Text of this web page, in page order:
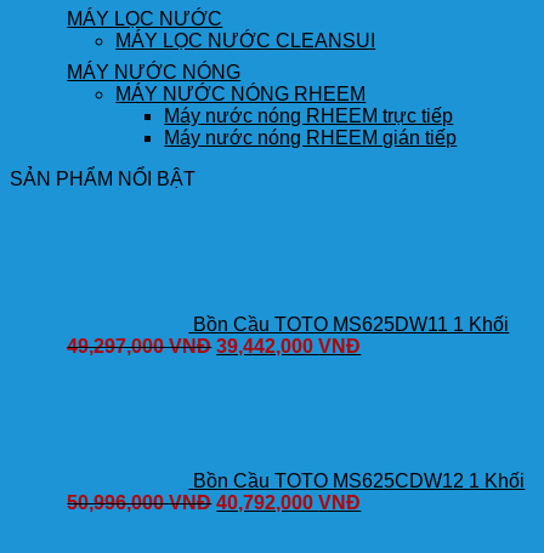
MÁY LỌC NƯỚC
MÁY LỌC NƯỚC CLEANSUI
MÁY NƯỚC NÓNG
MÁY NƯỚC NÓNG RHEEM
Máy nước nóng RHEEM trực tiếp
Máy nước nóng RHEEM gián tiếp
SẢN PHẨM NỔI BẬT
Bồn Cầu TOTO MS625DW11 1 Khối
49,297,000VNĐ 39,442,000VNĐ
Bồn Cầu TOTO MS625CDW12 1 Khối
50,996,000VNĐ 40,792,000VNĐ